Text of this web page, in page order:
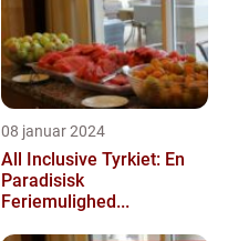
08 januar 2024
All Inclusive Tyrkiet: En
Paradisisk
Feriemulighed...